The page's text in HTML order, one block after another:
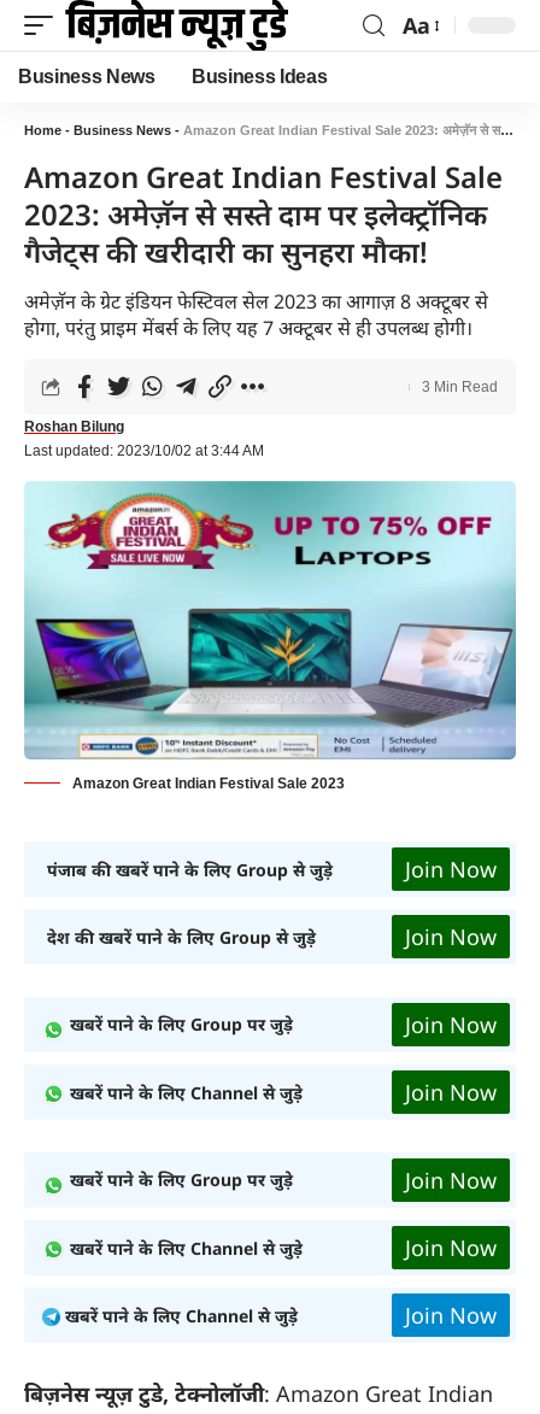
Aa
Business News Business Ideas
Home - Business News - Amazon Great Indian Festival Sale 2023: अमेज़ॅन से सस्ते दाम पर इलेक्ट्रॉनिक गैजेट्स की खरीदारी का सुनहरा मौका!
Amazon Great Indian Festival Sale
2023: अमेज़ॅन से सस्ते दाम पर इलेक्ट्रॉनिक
गैजेट्स की खरीदारी का सुनहरा मौका!
अमेज़ॅन के ग्रेट इंडियन फेस्टिवल सेल 2023 का आगाज़ 8 अक्टूबर से
होगा, परंतु प्राइम मेंबर्स के लिए यह 7 अक्टूबर से ही उपलब्ध होगी।
Last updated: 2023/10/02 at 3:44 AM
Roshan Bilung
3 Min Read
Amazon Great Indian Festival Sale 2023
पंजाब की खबरें पाने के लिए Group से जुड़े Join Now
देश की खबरें पाने के लिए Group से जुड़े Join Now
खबरें पाने के लिए Group पर जुड़े Join Now
खबरें पाने के लिए Channel से जुड़े Join Now
खबरें पाने के लिए Group पर जुड़े Join Now
खबरें पाने के लिए Channel से जुड़े Join Now
खबरें पाने के लिए Channel से जुड़े Join Now
बिज़नेस न्यूज़ टुडे, टेक्नोलॉजी: Amazon Great Indian